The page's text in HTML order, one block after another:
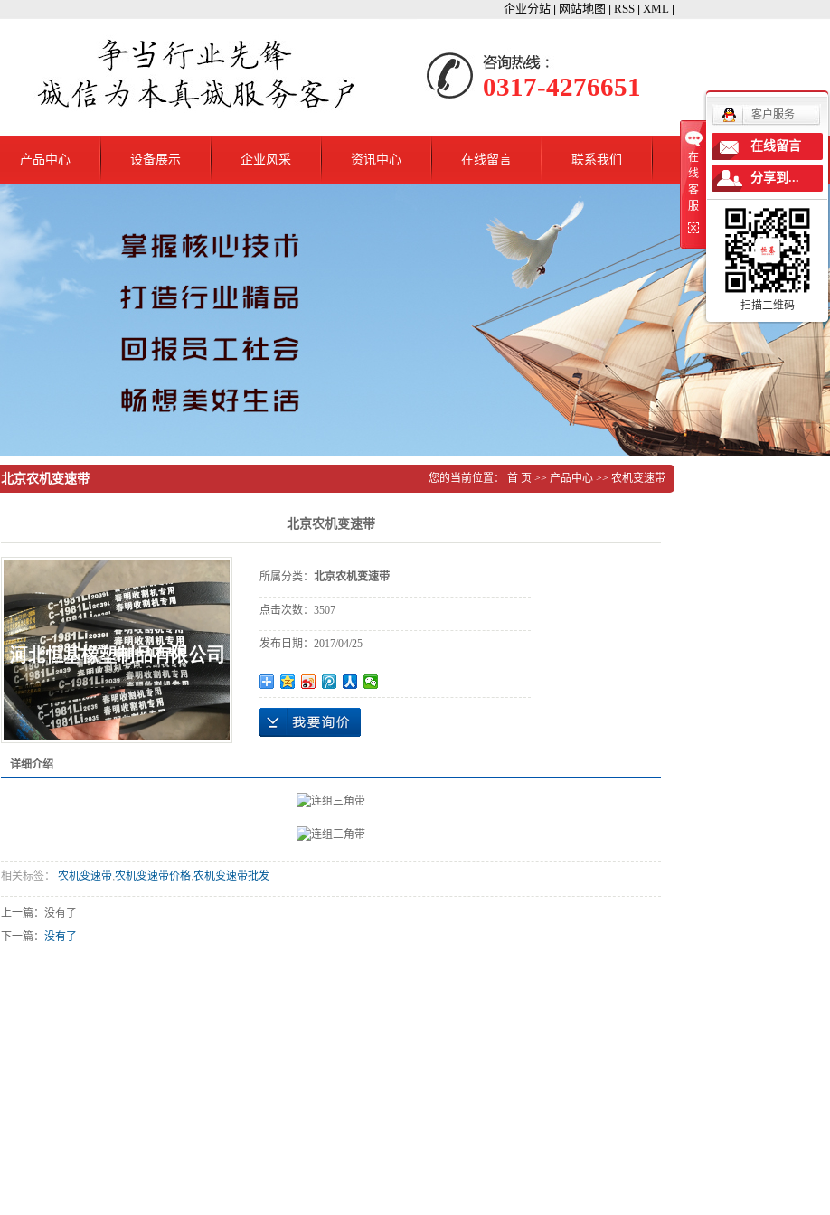
企业分站 网站地图 RSS XML
0317-4276651
产品中心
北京普通V带
北京抽油杆扶正器
北京农机变速带
设备展示 企业风采 资讯中心 在线留言 联系我们
北京农机变速带 您的当前位置： 首 页 >> 产品中心 >> 农机变速带
北京农机变速带
所属分类： 北京农机变速带
点击次数： 3507
发布日期： 2017/04/25
详细介绍
相关标签： 农机变速带 农机变速带价格 农机变速带批发
上一篇：没有了
下一篇： 没有了
在
线
客
服
客户服务
在线留言
分享到...
扫描二维码